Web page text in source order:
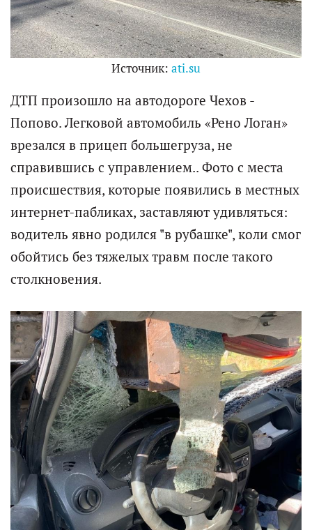
Источник: ati.su
ДТП произошло на автодороге Чехов -
Попово. Легковой автомобиль «Рено Логан»
врезался в прицеп большегруза, не
справившись с управлением.. Фото с места
происшествия, которые появились в местных
интернет-пабликах, заставляют удивляться:
водитель явно родился "в рубашке", коли смог
обойтись без тяжелых травм после такого
столкновения.